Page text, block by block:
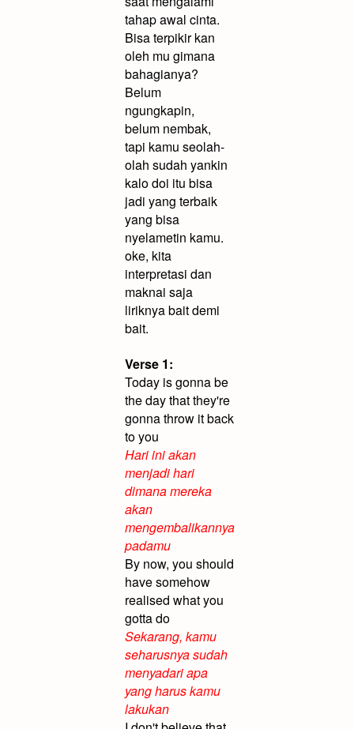
tahap awal cinta.
Bisa terpikir kan
oleh mu gimana
bahagianya?
Belum
ngungkapin,
belum nembak,
tapi kamu seolah-
olah sudah yankin
kalo doi itu bisa
jadi yang terbaik
yang bisa
nyelametin kamu.
oke, kita
interpretasi dan
maknai saja
liriknya bait demi
bait.
Verse 1:
Today is gonna be
the day that they're
gonna throw it back
to you
Hari ini akan
menjadi hari
dimana mereka
akan
mengembalikannya
padamu
By now, you should
have somehow
realised what you
gotta do
Sekarang, kamu
seharusnya sudah
menyadari apa
yang harus kamu
lakukan